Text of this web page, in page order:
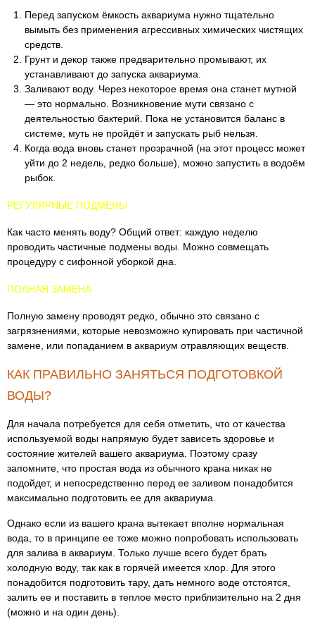
Перед запуском ёмкость аквариума нужно тщательно
вымыть без применения агрессивных химических чистящих
средств.
Грунт и декор также предварительно промывают, их
устанавливают до запуска аквариума.
Заливают воду. Через некоторое время она станет мутной
— это нормально. Возникновение мути связано с
деятельностью бактерий. Пока не установится баланс в
системе, муть не пройдёт и запускать рыб нельзя.
Когда вода вновь станет прозрачной (на этот процесс может
уйти до 2 недель, редко больше), можно запустить в водоём
рыбок.
РЕГУЛЯРНЫЕ ПОДМЕНЫ
Как часто менять воду? Общий ответ: каждую неделю
проводить частичные подмены воды. Можно совмещать
процедуру с сифонной уборкой дна.
ПОЛНАЯ ЗАМЕНА
Полную замену проводят редко, обычно это связано с
загрязнениями, которые невозможно купировать при частичной
замене, или попаданием в аквариум отравляющих веществ.
КАК ПРАВИЛЬНО ЗАНЯТЬСЯ ПОДГОТОВКОЙ
ВОДЫ?
Для начала потребуется для себя отметить, что от качества
используемой воды напрямую будет зависеть здоровье и
состояние жителей вашего аквариума. Поэтому сразу
запомните, что простая вода из обычного крана никак не
подойдет, и непосредственно перед ее заливом понадобится
максимально подготовить ее для аквариума.
Однако если из вашего крана вытекает вполне нормальная
вода, то в принципе ее тоже можно попробовать использовать
для залива в аквариум. Только лучше всего будет брать
холодную воду, так как в горячей имеется хлор. Для этого
понадобится подготовить тару, дать немного воде отстоятся,
залить ее и поставить в теплое место приблизительно на 2 дня
(можно и на один день).